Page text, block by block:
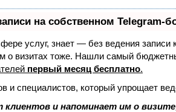
на собственном Telegram-
услуг, знает — без ведения
о визитах тоже. Нашли самый
первый месяц бесплатно.
и специалистов, который упрощает
клиентов и напоминает им о